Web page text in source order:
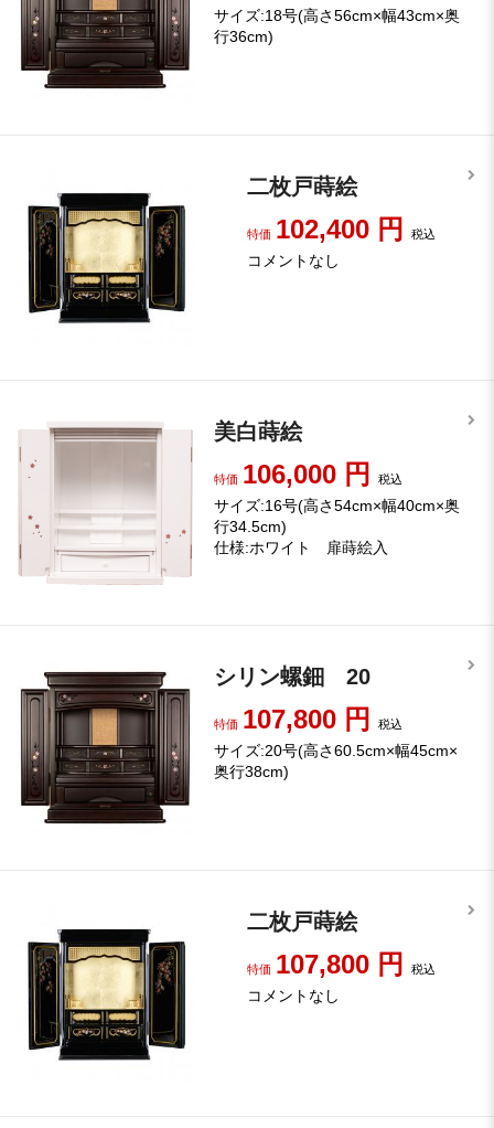
サイズ:18号(高さ56cm×幅43cm×奥
行36cm)
二枚戸蒔絵
特価 102,400 円 税込
コメントなし
美白蒔絵
特価 106,000 円税込
サイズ:16号(高さ54cm×幅40cm×奥
行34.5cm)
仕様:ホワイト 扉蒔絵入
シリン螺鈿 20
特価 107,800 円税込
サイズ:20号(高さ60.5cm×幅45cm×
奥行38cm)
二枚戸蒔絵
特価 107,800 円 税込
コメントなし